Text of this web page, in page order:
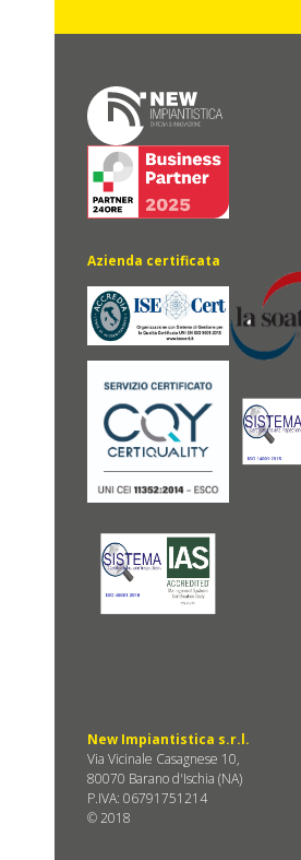
Azienda certificata
New Impiantistica s.r.l.
Via Vicinale Casagnese 10,
80070 Barano d'Ischia (NA)
P.IVA: 06791751214
© 2018